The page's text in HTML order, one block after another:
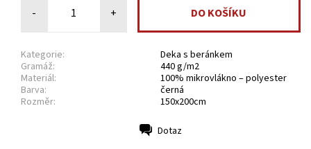
- +
Kategorie:
Deka s beránkem
Gramáž:
440 g/m2
Materiál:
100% mikrovlákno – polyester
Barva:
černá
Rozměr:
150x200cm
Dotaz